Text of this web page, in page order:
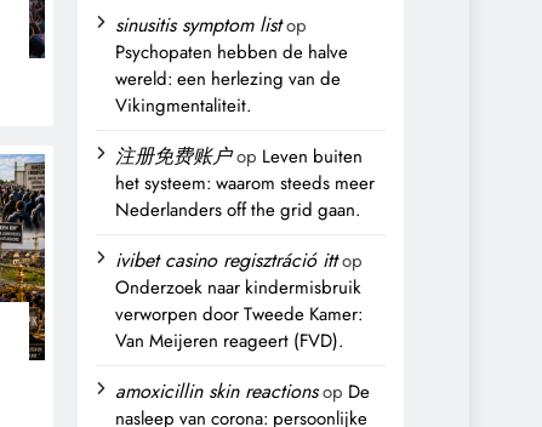
sinusitis symptom listop
Psychopaten hebben de halve
wereld: een herlezing van de
Vikingmentaliteit.
注册免费账户op Leven buiten
het systeem: waarom steeds meer
Nederlanders off the grid gaan.
ivibet casino regisztráció ittop
Onderzoek naar kindermisbruik
verworpen door Tweede Kamer:
Van Meijeren reageert (FVD).
amoxicillin skin reactionsop De
nasleep van corona: persoonlijke